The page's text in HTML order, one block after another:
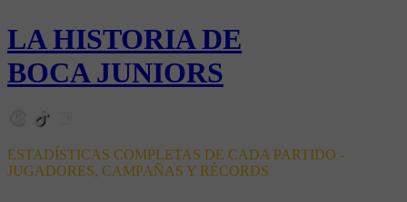
LA HISTORIA DE
BOCA JUNIORS
ESTADÍSTICAS COMPLETAS DE CADA PARTIDO -
JUGADORES, CAMPAÑAS Y RÉCORDS